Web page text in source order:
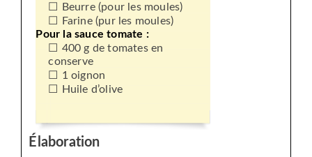
Beurre (pour les moules)
Farine (pur les moules)
Pour la sauce tomate :
400 g de tomates en
conserve
1 oignon
Huile d’olive
Élaboration